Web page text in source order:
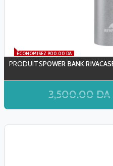
ÉCONOMISEZ 900.00 DA
POWER BANK
3,500.00 DA